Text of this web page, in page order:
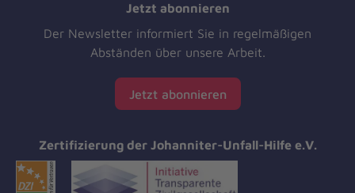
Jetzt abonnieren
Der Newsletter informiert Sie in regelmäßigen
Abständen über unsere Arbeit.
Jetzt abonnieren
Zertifizierung der Johanniter-Unfall-Hilfe e.V.